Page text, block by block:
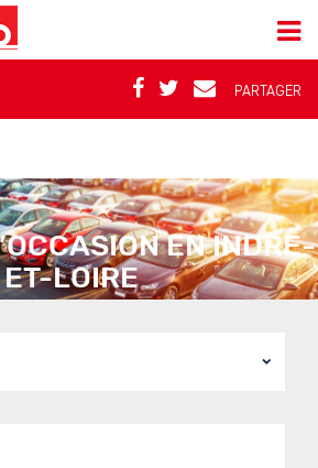
PARTAGER
EN INDRE-
ET-LOIRE